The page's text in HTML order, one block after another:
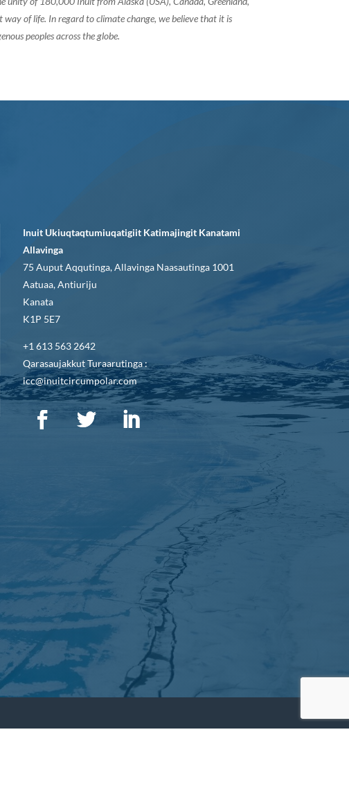
of life. In regard to climate change, we believe that it is
peoples across the globe.
Inuit Ukiuqtaqtumiuqatigiit Katimajingit Kanatami
Allavinga
75 Auput Aqqutinga, Allavinga Naasautinga 1001
Aatuaa, Antiuriju
Kanata
K1P 5E7
+1 613 563 2642
Qarasaujakkut Turaarutinga :
icc@inuitcircumpolar.com